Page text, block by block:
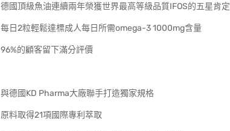
德國頂級魚油連續兩年榮獲世界最高等級品質IFOS的五星肯定
每日2粒輕鬆達標成人每日所需omega-3 1000mg含量
96%的顧客留下滿分評價
與德國KD Pharma大廠聯手打造獨家規格
原料取得21項國際專利萃取